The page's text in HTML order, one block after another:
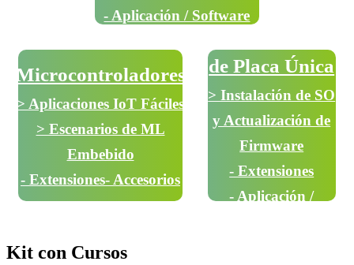
- Aplicación / Software
Microcontroladores
> Aplicaciones IoT Fáciles
> Escenarios de ML
Embebido
- Extensiones- Accesorios
de Placa Única
> Instalación de SO
y Actualización de
Firmware
- Extensiones
- Aplicación /
Kit con Cursos